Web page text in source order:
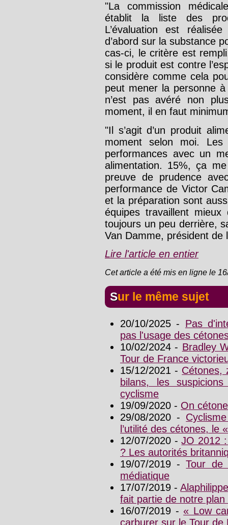
"La commission
établit la liste des
L’évaluation est
d’abord sur la substance
cas-ci, le critère est
si le produit est contre
considère comme cela
peut mener la personne
n’est pas avéré non
moment, il en faut
"Il s’agit d’un produit
moment selon moi.
performances avec un
alimentation. 15%, ça
preuve de prudence
performance de Victor
et la préparation sont
équipes travaillent
toujours un peu derrière,
Van Damme, président de
Lire l'article en entier
Cet article a été mis en ligne le
Sur le même sujet
20/10/2025 - Pas
pas l'usage des
10/02/2024 - Bradley
Tour de France
15/12/2021 - Cétones,
bilans, les
cyclisme
19/09/2020 - On
29/08/2020 -
l’utilité des cétones, le
12/07/2020 -JO 2012
? Les autorités
19/07/2019 -Tour de
médiatique
17/07/2019 -
fait partie de notre plan
16/07/2019 - « Low
carburer sur le Tour de